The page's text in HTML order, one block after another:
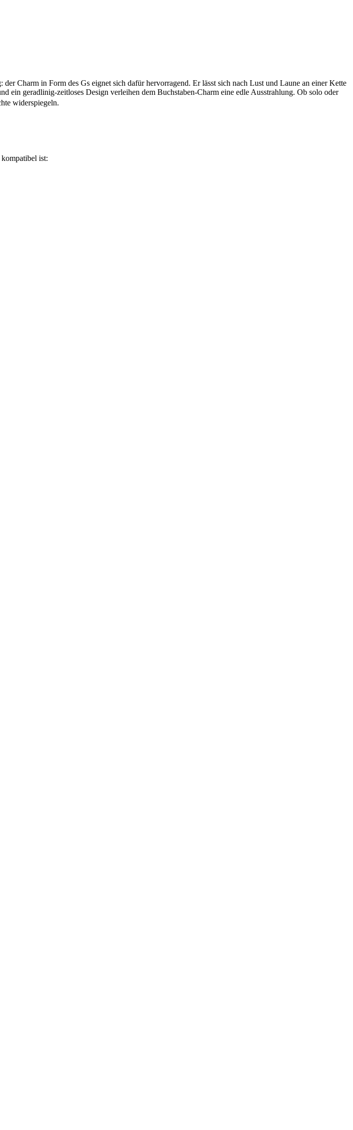
Charm in Form des Gs eignet sich dafür hervorragend. Er lässt sich nach Lust und Laune an einer Kette
ein geradlinig-zeitloses Design verleihen dem Buchstaben-Charm eine edle Ausstrahlung. Ob solo oder
widerspiegeln.
ist: